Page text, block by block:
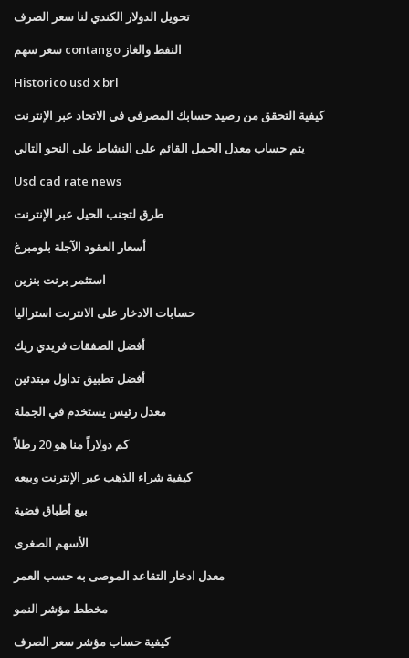
تحويل الدولار الكندي لنا سعر الصرف
سعر سهم contango النفط والغاز
Historico usd x brl
كيفية التحقق من رصيد حسابك المصرفي في الاتحاد عبر الإنترنت
يتم حساب معدل الحمل القائم على النشاط على النحو التالي
Usd cad rate news
طرق لتجنب الحيل عبر الإنترنت
أسعار العقود الآجلة بلومبرغ
استثمر برنت بنزين
حسابات الادخار على الانترنت استراليا
أفضل الصفقات فريدي ريك
أفضل تطبيق تداول مبتدئين
معدل رئيس يستخدم في الجملة
كم دولاراً منا هو 20 رطلاً
كيفية شراء الذهب عبر الإنترنت وبيعه
بيع أطباق فضية
الأسهم الصغرى
معدل ادخار التقاعد الموصى به حسب العمر
مخطط مؤشر النمو
كيفية حساب مؤشر سعر الصرف